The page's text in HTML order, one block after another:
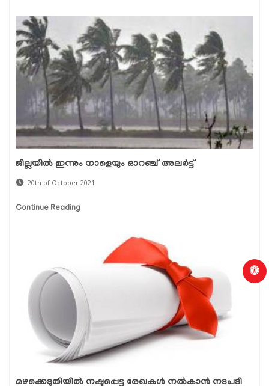
ജില്ലയില്‍ ഇന്നും നാളെയും ഓറഞ്ച് അലര്‍ട്ട്
20th of October 2021
Continue Reading
മഴക്കെടുതിയില്‍ നഷ്ടപ്പെട്ട രേഖകള്‍ നല്‍കാന്‍ നടപടി